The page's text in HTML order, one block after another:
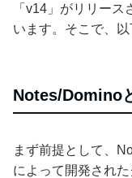
「v14」がリリー
います。そこで、
Notes/Domino
まず前提として、
によって開発され